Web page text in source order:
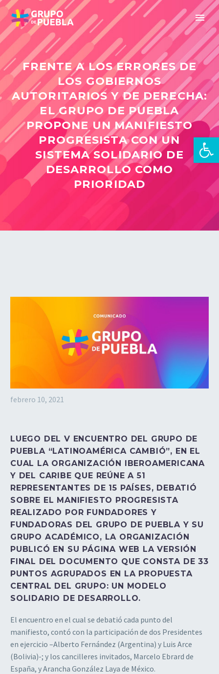
Abrir
es
FRENTE A LOS ERRORES DE
LOS GOBIERNOS
AUTORITARIOS Y DE DERECHA:
EL GRUPO DE PUEBLA
PROPONE UN MANIFIESTO
PROGRESISTA CON UN
SISTEMA SOLIDARIO DE
DESARROLLO COMO
PRIORIDAD
febrero 10, 2021
LUEGO DEL V ENCUENTRO DEL GRUPO DE
PUEBLA “LATINOAMÉRICA CAMBIÓ”, EN EL
CUAL LA ORGANIZACIÓN IBEROAMERICANA
Y DEL CARIBE QUE REÚNE A 51
REPRESENTANTES DE 15 PAÍSES, DEBATIÓ
SOBRE EL MANIFIESTO PROGRESISTA
REALIZADO POR FUNDADORES Y
FUNDADORAS DEL GRUPO DE PUEBLA Y SU
GRUPO ACADÉMICO, LA ORGANIZACIÓN
PUBLICÓ EN SU PÁGINA WEB LA VERSIÓN
FINAL DEL DOCUMENTO QUE CONSTA DE 33
PUNTOS AGRUPADOS EN LA PROPUESTA
CENTRAL DEL GRUPO: UN MODELO
SOLIDARIO DE DESARROLLO.
El encuentro en el cual se debatió cada punto del
manifiesto, contó con la participación de dos Presidentes
en ejercicio –Alberto Fernández (Argentina) y Luis Arce
(Bolivia)-; y los cancilleres invitados, Marcelo Ebrard de
España, y Arancha González Laya de México.